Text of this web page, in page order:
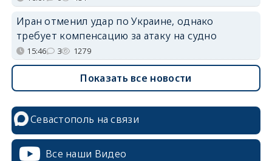
Иран отменил удар по Украине, однако
требует компенсацию за атаку на судно
15:46 3 1279
Показать все новости
Севастополь на связи
Все наши Видео